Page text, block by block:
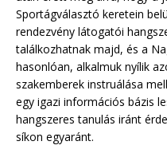
Sportágválasztó keretein
rendezvény látogatói
találkozhatnak majd, és a
hasonlóan, alkalmuk nyílik
szakemberek instruálása
egy igazi információs bázis
hangszeres tanulás iránt
síkon egyaránt.